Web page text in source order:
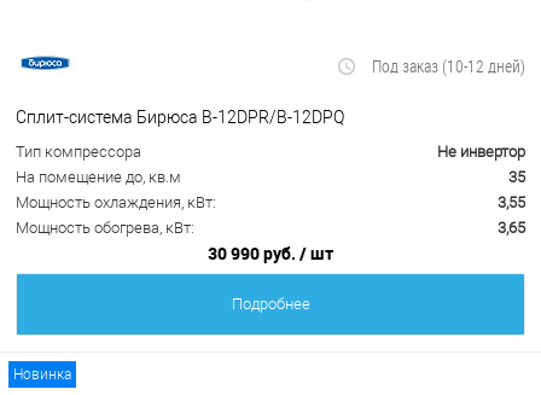
Под заказ (10-12 дней)
Сплит-система Бирюса B-12DPR/B-12DPQ
Тип компрессора
Не инвертор
На помещение до, кв.м
35
Мощность охлаждения, кВт:
3,55
Мощность обогрева, кВт:
3,65
30 990 руб. / шт
Подробнее
Новинка